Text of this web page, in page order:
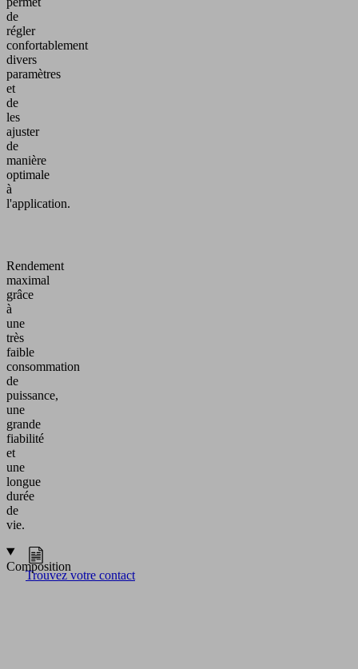
de
régler
confortablement
divers
paramètres
et
de
les
ajuster
de
manière
optimale
à
l'application.
Rendement
maximal
grâce
à
une
très
faible
consommation
de
puissance,
une
grande
fiabilité
et
une
longue
durée
de
vie.
Composition
Trouvez votre contact